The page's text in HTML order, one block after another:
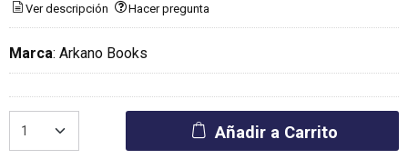
Ver descripción Hacer pregunta
Marca: Arkano Books
Añadir a Carrito